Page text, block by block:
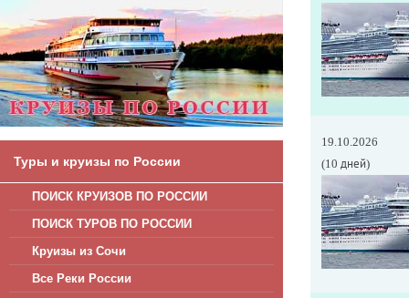
Туры и круизы по России
ПОИСК КРУИЗОВ ПО РОССИИ
ПОИСК ТУРОВ ПО РОССИИ
Круизы из Сочи
Все Реки России
19.10.2026
(10 дней)